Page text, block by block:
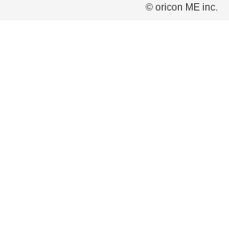
弊社の見解・ 意見ではないことをご理解いただいた上で
このサイトでは Cookie を使用して、ユーザーに合わせ
© oricon ME inc.